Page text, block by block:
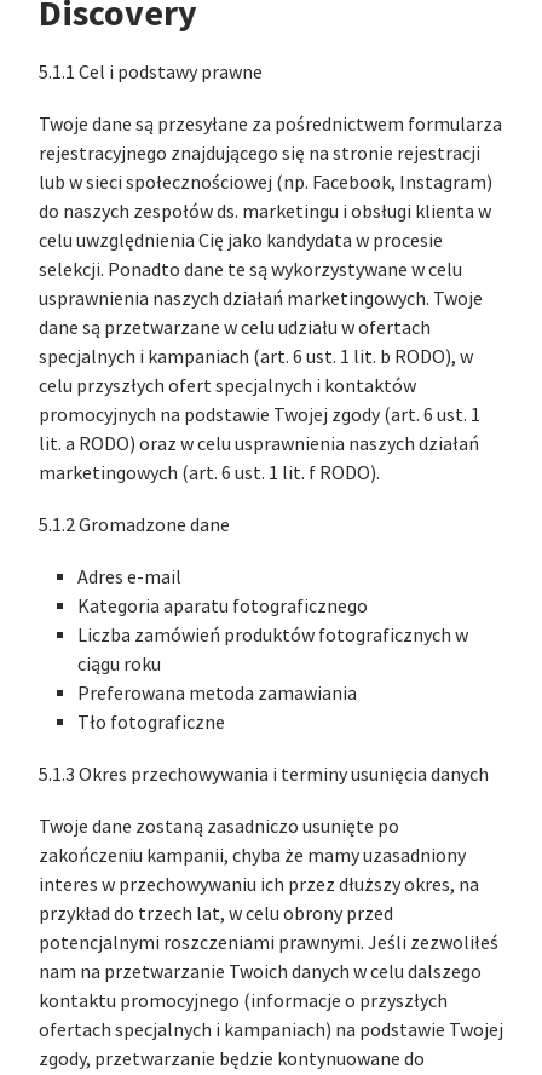
Discovery
5.1.1 Cel i podstawy prawne
Twoje dane są przesyłane za pośrednictwem formularza
rejestracyjnego znajdującego się na stronie rejestracji
lub w sieci społecznościowej (np. Facebook, Instagram)
do naszych zespołów ds. marketingu i obsługi klienta w
celu uwzględnienia Cię jako kandydata w procesie
selekcji. Ponadto dane te są wykorzystywane w celu
usprawnienia naszych działań marketingowych. Twoje
dane są przetwarzane w celu udziału w ofertach
specjalnych i kampaniach (art. 6 ust. 1 lit. b RODO), w
celu przyszłych ofert specjalnych i kontaktów
promocyjnych na podstawie Twojej zgody (art. 6 ust. 1
lit. a RODO) oraz w celu usprawnienia naszych działań
marketingowych (art. 6 ust. 1 lit. f RODO).
5.1.2 Gromadzone dane
Adres e-mail
Kategoria aparatu fotograficznego
Liczba zamówień produktów fotograficznych w
ciągu roku
Preferowana metoda zamawiania
Tło fotograficzne
5.1.3 Okres przechowywania i terminy usunięcia danych
Twoje dane zostaną zasadniczo usunięte po
zakończeniu kampanii, chyba że mamy uzasadniony
interes w przechowywaniu ich przez dłuższy okres, na
przykład do trzech lat, w celu obrony przed
potencjalnymi roszczeniami prawnymi. Jeśli zezwoliłeś
nam na przetwarzanie Twoich danych w celu dalszego
kontaktu promocyjnego (informacje o przyszłych
ofertach specjalnych i kampaniach) na podstawie Twojej
zgody, przetwarzanie będzie kontynuowane do